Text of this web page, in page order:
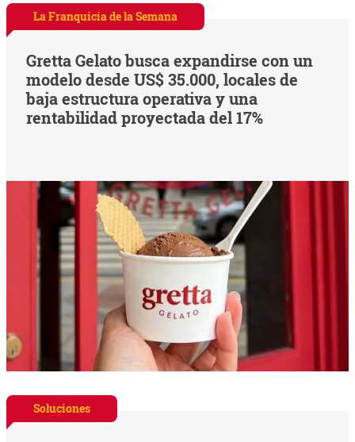
La Franquicia de la Semana
Gretta Gelato busca expandirse con un
modelo desde US$ 35.000, locales de
baja estructura operativa y una
rentabilidad proyectada del 17%
Soluciones